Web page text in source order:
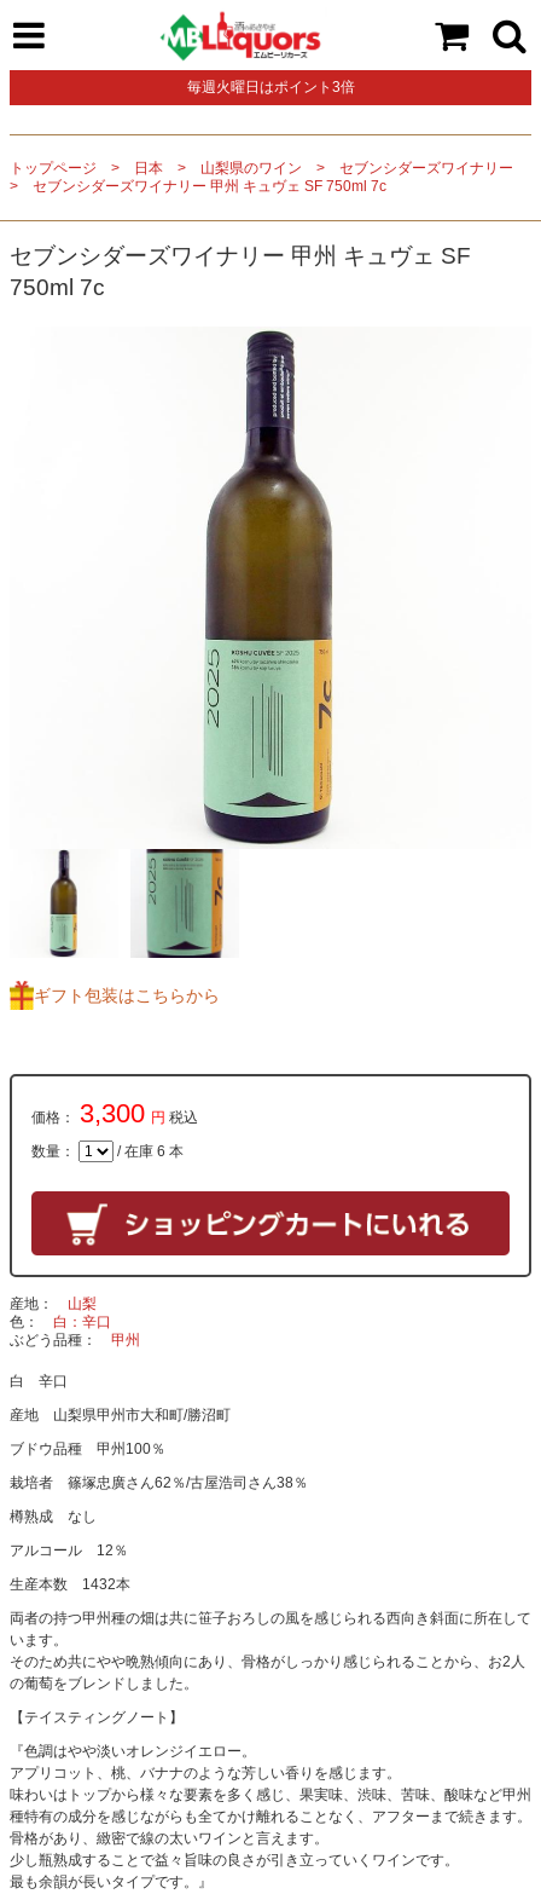
毎週火曜日はポイント3倍
トップページ 日本 山梨県のワイン
セブンシダーズワイナリー
セブンシダーズワイナリー 甲州 キュヴェ SF 750ml 7c
セブンシダーズワイナリー 甲州 キュヴェ SF
750ml 7c
ギフト包装はこちらから
価格： 3,300 円 税込
数量： / 在庫 6 本
産地
山梨
色
白：辛口
ぶどう品種
甲州
白 辛口
産地 山梨県甲州市大和町/勝沼町
ブドウ品種 甲州100％
栽培者 篠塚忠廣さん62％/古屋浩司さん38％
樽熟成 なし
アルコール 12％
生産本数 1432本
両者の持つ甲州種の畑は共に笹子おろしの風を感じられる西向き斜面に所在して
います。
そのため共にやや晩熟傾向にあり、骨格がしっかり感じられることから、お2人
の葡萄をブレンドしました。
【テイスティングノート】
『色調はやや淡いオレンジイエロー。
アプリコット、桃、バナナのような芳しい香りを感じます。
味わいはトップから様々な要素を多く感じ、果実味、渋味、苦味、酸味など甲州
種特有の成分を感じながらも全てかけ離れることなく、アフターまで続きます。
骨格があり、緻密で線の太いワインと言えます。
少し瓶熟成することで益々旨味の良さが引き立っていくワインです。
最も余韻が長いタイプです。』